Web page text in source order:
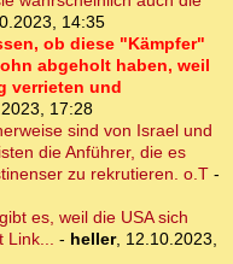
14:35
ob diese "Kämpfer"
abgeholt haben, weil
verrieten und
17:28
sind von Israel und
die Anführer, die es
zu rekrutieren. o.T -
es, weil die USA sich
Link... - heller, 12.10.2023,